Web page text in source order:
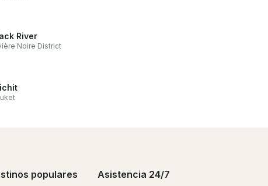
River
Noire District
populares Asistencia 24/7